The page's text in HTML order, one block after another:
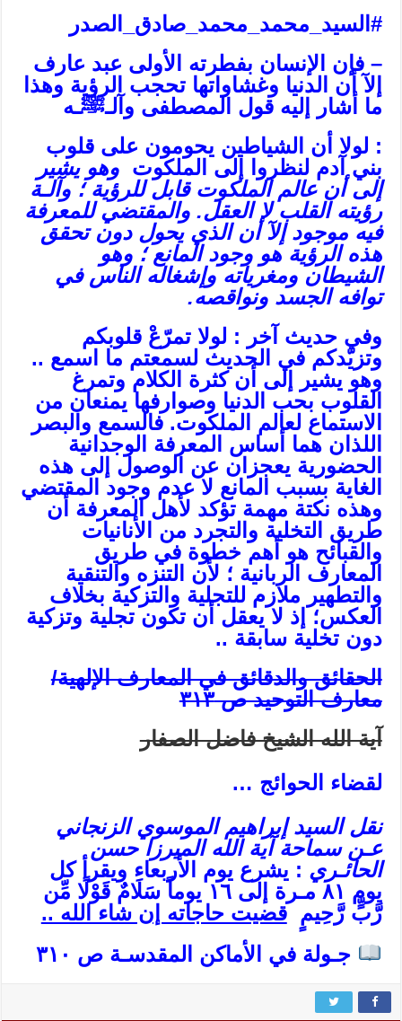
#السيد_محمد_محمد_صادق_الصدر
– فإن الإنسان بفطرته الأولى عبد عارف
إلآ أن الدنيا وغشاواتها تحجب الرؤية وهذا
ما أشار إليه قول المصطفى وآلـﷺـه
: لولا أن الشياطين يحومون على قلوب
بني آدم لنظروا إلى الملكوتوهو يشير
إلى أن عالم الملكوت قابل للرؤية ؛ وآلـة
رؤيته القلب لا العقل. والمقتضي للمعرفة
فيه موجود إلآ أن الذي يحول دون تحقق
هذه الرؤية هو وجود المانع ؛ وهو
الشيطان ومغرياته وإشغاله الناس في
توافه الجسد ونواقصه.
وفي حديث آخر : لولا تمرّعْ قلوبكم
وتزيّدكم في الحديث لسمعتم ما اسمع ..
وهو يشير إلى أن كثرة الكلام وتمرغ
القلوب بحب الدنيا وصوارفها يمنعان من
الاستماع لعالم الملكوت. فالسمع والبصر
اللذان هما أساس المعرفة الوجدانية
الحضورية يعجزان عن الوصول إلى هذه
الغاية بسبب المانع لا عدم وجود المقتضي
وهذه نكتة مهمة تؤكد لأهل المعرفة أن
طريق التخلية والتجرد من الأنانيات
والقبائح هو أهم خطوة في طريق
المعارف الربانية ؛ لأن التنزه والتنقية
والتطهير ملازم للتجلية والتزكية بخلاف
العكس؛ إذ لا يعقل أن تكون تجلية وتزكية
دون تخلية سابقة ..
الحقائق والدقائق في المعارف الإلهية/
معارف التوحيد ص ٣١٣
آية الله الشيخ فاضل الصفار
لقضاء الحوائج …
نقل السيد إبراهيم الموسوي الزنجاني
عـن سماحة آية الله الميرزا حسن
الحائـري : يشرع يوم الأربعاء ويقرأ كل
يوم ٨١ مـرة إلى ١٦ يوماً سَلَامٌ قَوْلًا مِّن
رَّبٍّ رَّحِيمٍقضيت حاجاته إن شاء الله ..
جـولة في الأماكن المقدسـة ص ٣١٠